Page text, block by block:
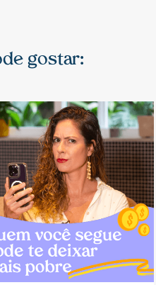
gostar: